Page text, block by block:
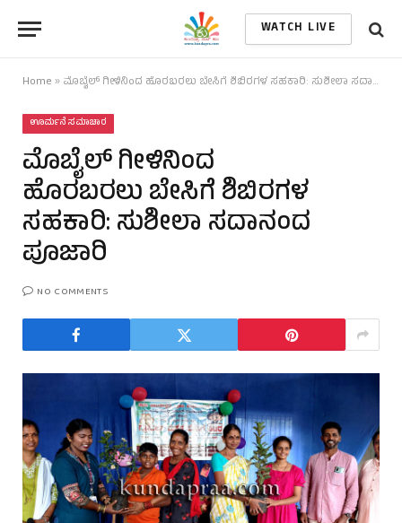
WATCH LIVE
Home » ಮೊಬೈಲ್ ಗೀಳಿನಿಂದ ಹೊರಬರಲು ಬೇಸಿಗೆ ಶಿಬಿರಗಳ ಸಹಕಾರಿ: ಸುಶೀಲಾ ಸದಾನಂದ ಪೂಜಾರಿ
ಊರ್ಮನೆ ಸಮಾಚಾರ
ಮೊಬೈಲ್ ಗೀಳಿನಿಂದ
ಹೊರಬರಲು ಬೇಸಿಗೆ ಶಿಬಿರಗಳ
ಸಹಕಾರಿ: ಸುಶೀಲಾ ಸದಾನಂದ
ಪೂಜಾರಿ
NO COMMENTS